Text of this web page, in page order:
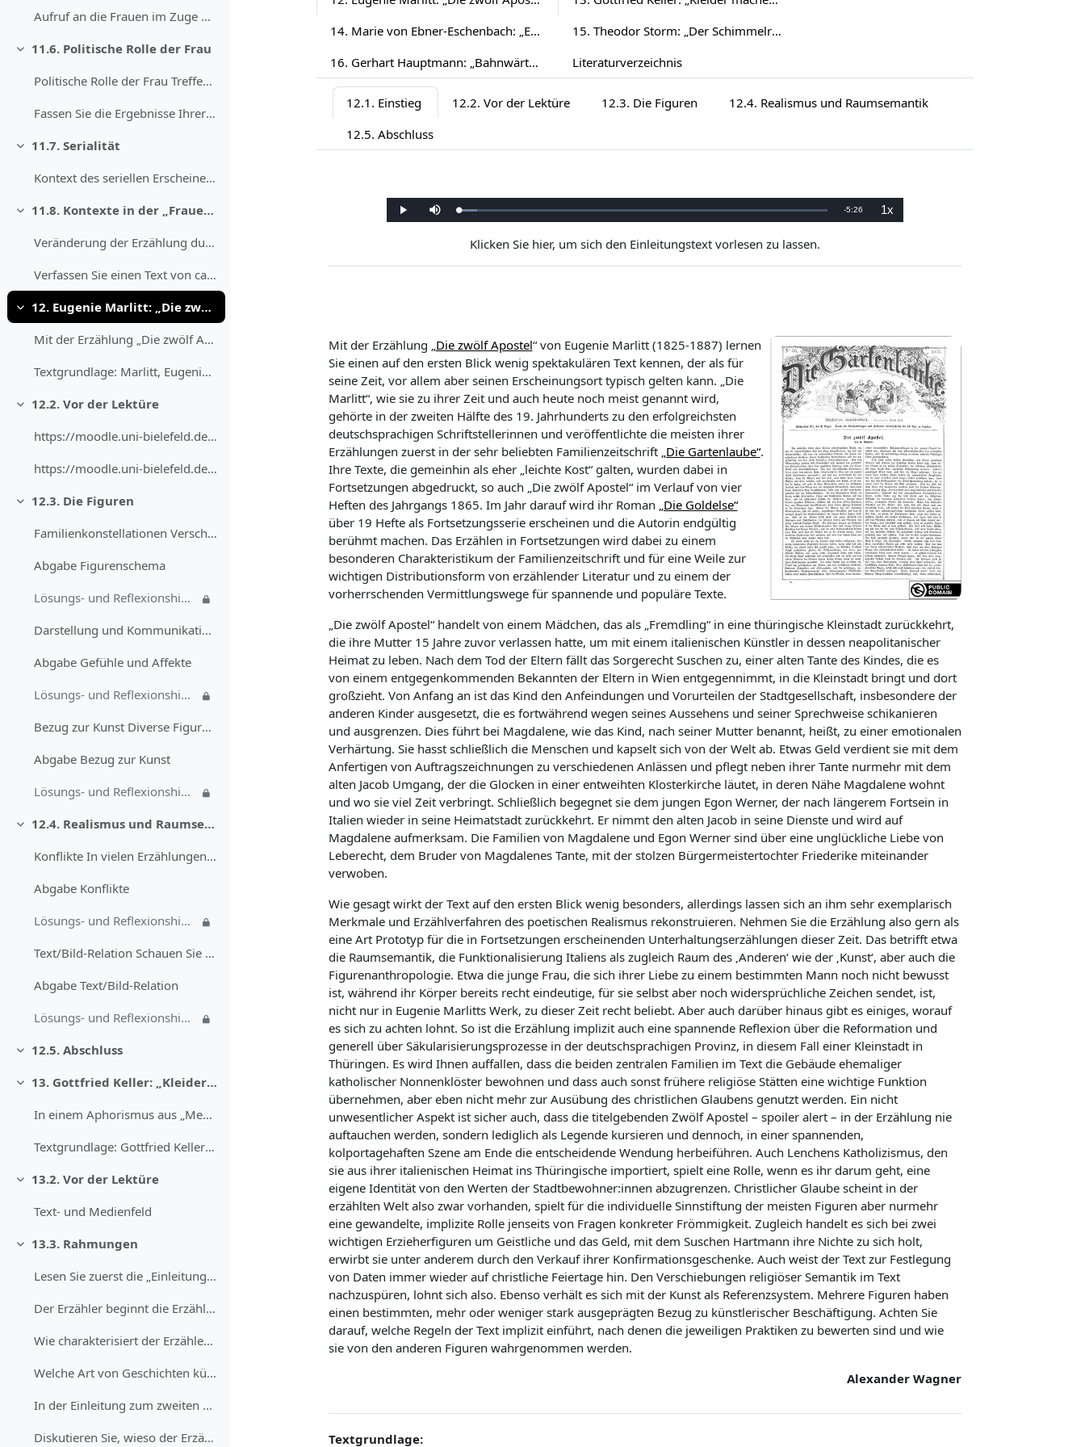
Aufruf an die Frauen im Zuge der Revolution Bearbe...
Skupi11.6. Politische Rolle der Frau
Politische Rolle der Frau Treffen Sie sich mit dem...
Fassen Sie die Ergebnisse Ihrer Lektüre und der Di...
Skupi11.7. Serialität
Kontext des seriellen Erscheinens Betrachten Sie n...
Skupi
11.8. Kontexte in der „Frauen-Zeitung“
Veränderung der Erzählung durch den Erscheinungsko...
Verfassen Sie einen Text von ca. 1000 Wörtern, in ...
Skupi
12. Eugenie Marlitt: „Die zwölf Apostel“ (1865)
Mit der Erzählung „Die zwölf Apostel“ von Eugenie ...
Textgrundlage: Marlitt, Eugenie: Die zwölf Apostel...
Skupi12.2. Vor der Lektüre
https://moodle.uni-bielefeld.de/draftfile.php/3810...
https://moodle.uni-bielefeld.de/draftfile.php/7161...
Skupi12.3. Die Figuren
Familienkonstellationen Verschaffen Sie sich mitte...
Abgabe Figurenschema
Lösungs- und Reflexionshinweis "Figurenschema"
Darstellung und Kommunikation von Affekten Gefühle... (Kopie)
Abgabe Gefühle und Affekte
Lösungs- und Reflexionshinweis "Gefühle und Affekte"
Bezug zur Kunst Diverse Figuren haben einen Bezug ...
Abgabe Bezug zur Kunst
Lösungs- und Reflexionshinweis "Bezug zur Kunst"
Skupi
12.4. Realismus und Raumsemantik
Konflikte In vielen Erzählungen des Realismus werd...
Abgabe Konflikte
Lösungs- und Reflexionshinweis "Konflikte"
Text/Bild-Relation Schauen Sie sich einmal die Abb...
Abgabe Text/Bild-Relation
Lösungs- und Reflexionshinweis „Text/Bild-Relation“
Skupi12.5. Abschluss
Skupi
13. Gottfried Keller: „Kleider machen Leute“ (1874)
In einem Aphorismus aus „Menschliches Allzumenschl...
Textgrundlage: Gottfried Keller: Die Leute von Sel...
Skupi13.2. Vor der Lektüre
Text- und Medienfeld
Skupi13.3. Rahmungen
Lesen Sie zuerst die „Einleitung“ zum ersten Band ...
Der Erzähler beginnt die Erzählsammlung mit einem ...
Wie charakterisiert der Erzähler die Leute aus Sel...
Welche Art von Geschichten kündigt der Erzähler fü...
In der Einleitung zum zweiten Band, in dem als ers...
Diskutieren Sie, wieso der Erzähler Seldwyla einer...
14. Marie von Ebner-Eschenbach: „Er lässt die Hand küssen“ (1886)
15. Theodor Storm: „Der Schimmelreiter“ (1888)
16. Gerhart Hauptmann: „Bahnwärter Thiel“ (1888)
Literaturverzeichnis
12.1. Einstieg 12.2. Vor der Lektüre 12.3. Die Figuren
12.4. Realismus und Raumsemantik
12.5. Abschluss
Play Mute Loaded:
5.00%
Remaining
-5:26 1xPlayback
Rate
Klicken Sie hier, um sich den Einleitungstext vorlesen zu lassen.
Mit der Erzählung „Die zwölf Apostel“ von Eugenie Marlitt (1825-1887) lernen
Sie einen auf den ersten Blick wenig spektakulären Text kennen, der als für
seine Zeit, vor allem aber seinen Erscheinungsort typisch gelten kann. „Die
Marlitt“, wie sie zu ihrer Zeit und auch heute noch meist genannt wird,
gehörte in der zweiten Hälfte des 19. Jahrhunderts zu den erfolgreichsten
deutschsprachigen Schriftstellerinnen und veröffentlichte die meisten ihrer
Erzählungen zuerst in der sehr beliebten Familienzeitschrift „Die Gartenlaube“.
Ihre Texte, die gemeinhin als eher „leichte Kost“ galten, wurden dabei in
Fortsetzungen abgedruckt, so auch „Die zwölf Apostel“ im Verlauf von vier
Heften des Jahrgangs 1865. Im Jahr darauf wird ihr Roman „Die Goldelse“
über 19 Hefte als Fortsetzungsserie erscheinen und die Autorin endgültig
berühmt machen. Das Erzählen in Fortsetzungen wird dabei zu einem
besonderen Charakteristikum der Familienzeitschrift und für eine Weile zur
wichtigen Distributionsform von erzählender Literatur und zu einem der
vorherrschenden Vermittlungswege für spannende und populäre Texte.
„Die zwölf Apostel“ handelt von einem Mädchen, das als „Fremdling“ in eine thüringische Kleinstadt zurückkehrt,
die ihre Mutter 15 Jahre zuvor verlassen hatte, um mit einem italienischen Künstler in dessen neapolitanischer
Heimat zu leben. Nach dem Tod der Eltern fällt das Sorgerecht Suschen zu, einer alten Tante des Kindes, die es
von einem entgegenkommenden Bekannten der Eltern in Wien entgegennimmt, in die Kleinstadt bringt und dort
großzieht. Von Anfang an ist das Kind den Anfeindungen und Vorurteilen der Stadtgesellschaft, insbesondere der
anderen Kinder ausgesetzt, die es fortwährend wegen seines Aussehens und seiner Sprechweise schikanieren
und ausgrenzen. Dies führt bei Magdalene, wie das Kind, nach seiner Mutter benannt, heißt, zu einer emotionalen
Verhärtung. Sie hasst schließlich die Menschen und kapselt sich von der Welt ab. Etwas Geld verdient sie mit dem
Anfertigen von Auftragszeichnungen zu verschiedenen Anlässen und pflegt neben ihrer Tante nurmehr mit dem
alten Jacob Umgang, der die Glocken in einer entweihten Klosterkirche läutet, in deren Nähe Magdalene wohnt
und wo sie viel Zeit verbringt. Schließlich begegnet sie dem jungen Egon Werner, der nach längerem Fortsein in
Italien wieder in seine Heimatstadt zurückkehrt. Er nimmt den alten Jacob in seine Dienste und wird auf
Magdalene aufmerksam. Die Familien von Magdalene und Egon Werner sind über eine unglückliche Liebe von
Leberecht, dem Bruder von Magdalenes Tante, mit der stolzen Bürgermeistertochter Friederike miteinander
verwoben.
Wie gesagt wirkt der Text auf den ersten Blick wenig besonders, allerdings lassen sich an ihm sehr exemplarisch
Merkmale und Erzählverfahren des poetischen Realismus rekonstruieren. Nehmen Sie die Erzählung also gern als
eine Art Prototyp für die in Fortsetzungen erscheinenden Unterhaltungserzählungen dieser Zeit. Das betrifft etwa
die Raumsemantik, die Funktionalisierung Italiens als zugleich Raum des ‚Anderen‘ wie der ‚Kunst‘, aber auch die
Figurenanthropologie. Etwa die junge Frau, die sich ihrer Liebe zu einem bestimmten Mann noch nicht bewusst
ist, während ihr Körper bereits recht eindeutige, für sie selbst aber noch widersprüchliche Zeichen sendet, ist,
nicht nur in Eugenie Marlitts Werk, zu dieser Zeit recht beliebt. Aber auch darüber hinaus gibt es einiges, worauf
es sich zu achten lohnt. So ist die Erzählung implizit auch eine spannende Reflexion über die Reformation und
generell über Säkularisierungsprozesse in der deutschsprachigen Provinz, in diesem Fall einer Kleinstadt in
Thüringen. Es wird Ihnen auffallen, dass die beiden zentralen Familien im Text die Gebäude ehemaliger
katholischer Nonnenklöster bewohnen und dass auch sonst frühere religiöse Stätten eine wichtige Funktion
übernehmen, aber eben nicht mehr zur Ausübung des christlichen Glaubens genutzt werden. Ein nicht
unwesentlicher Aspekt ist sicher auch, dass die titelgebenden Zwölf Apostel – spoiler alert – in der Erzählung nie
auftauchen werden, sondern lediglich als Legende kursieren und dennoch, in einer spannenden,
kolportagehaften Szene am Ende die entscheidende Wendung herbeiführen. Auch Lenchens Katholizismus, den
sie aus ihrer italienischen Heimat ins Thüringische importiert, spielt eine Rolle, wenn es ihr darum geht, eine
eigene Identität von den Werten der Stadtbewohner:innen abzugrenzen. Christlicher Glaube scheint in der
erzählten Welt also zwar vorhanden, spielt für die individuelle Sinnstiftung der meisten Figuren aber nurmehr
eine gewandelte, implizite Rolle jenseits von Fragen konkreter Frömmigkeit. Zugleich handelt es sich bei zwei
wichtigen Erzieherfiguren um Geistliche und das Geld, mit dem Suschen Hartmann ihre Nichte zu sich holt,
erwirbt sie unter anderem durch den Verkauf ihrer Konfirmationsgeschenke. Auch weist der Text zur Festlegung
von Daten immer wieder auf christliche Feiertage hin. Den Verschiebungen religiöser Semantik im Text
nachzuspüren, lohnt sich also. Ebenso verhält es sich mit der Kunst als Referenzsystem. Mehrere Figuren haben
einen bestimmten, mehr oder weniger stark ausgeprägten Bezug zu künstlerischer Beschäftigung. Achten Sie
darauf, welche Regeln der Text implizit einführt, nach denen die jeweiligen Praktiken zu bewerten sind und wie
sie von den anderen Figuren wahrgenommen werden.
Alexander Wagner
Textgrundlage: